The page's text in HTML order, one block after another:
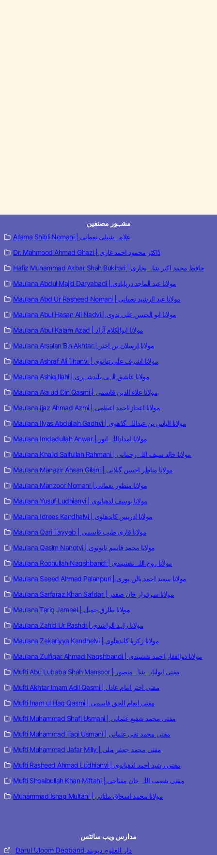
مشہور مصنفین
Allama Shibli Nomani | علامہ شبلی نعمانی
Dr. Mahmood Ahmad Ghazi | ڈاکٹر محمود احمد غازی
Hafiz Muhammad Akbar Shah Bukhari | حافظ محمد اکبر شاہ بخاری
Maulana Abdul Majid Daryabadi | مولانا عبد الماجد دریابادی
Maulana Abd Ur Rasheed Nomani | مولانا عبد الرشید نعمانی
Maulana Abul Hasan Ali Nadvi | مولانا ابو الحسن علی ندوی
Maulana Abul Kalam Azad | مولانا ابوالکلام آزاد
Maulana Arsalan Bin Akhtar | مولانا ارسلان بن اختر
Maulana Ashraf Ali Thanvi | مولانا اشرف علی تھانوی
Maulana Ashiq Ilahi | مولانا عاشق الہی بلندشہری
Maulana Ala ud Din Qasmi | مولانا علاء الدین قاسمی
Maulana Ijaz Ahmad Azmi | مولانا اعجاز احمد اعظمی
Maulana Ilyas Abdullah Gadhvi | مولانا الیاس بن عبداللہ گڈھوی
Maulana Imdadullah Anwar | مولانا امداداللہ انور
Maulana Khalid Saifullah Rahmani | مولانا خالد سیف اللہ رحمانی
Maulana Manazir Ahsan Gilani | مولانا مناظر احسن گیلانی
Maulana Manzoor Nomani | مولانا منظور نعمانی
Maulana Yusuf Ludhianvi | مولانا یوسف لدھیانوی
Maulana Idrees Kandhalvi | مولانا ادریس کاندھلوی
Maulana Qari Tayyab | مولانا قاری طیب قاسمی
Maulana Qasim Nanotvi | مولانا محمد قاسم نانوتوی
Maulana Roohullah Naqshbandi | مولانا روح اللہ نقشبندی
Maulana Saeed Ahmad Palanpuri | مولانا سعید احمد پالن پوری
Maulana Sarfaraz Khan Safdar | مولانا سرفراز خان صفدر
Maulana Tariq Jameel | مولانا طارق جمیل
Maulana Zahid Ur Rashdi | مولانا زاہد الراشدی
Maulana Zakariyya Kandhelvi | مولانا زکریا کاندھلوی
Maulana Zulfiqar Ahmad Naqshbandi | مولانا ذوالفقار احمد نقشبندی
Mufti Abu Lubaba Shah Mansoor | مفتی ابولبابہ شاہ منصور
Mufti Akhtar Imam Adil Qasmi | مفتی اختر امام عادل
Mufti Inam ul Haq Qasmi | مفتی انعام الحق قاسمی
Mufti Muhammad Shafi Usmani | مفتی محمد شفیع عثمانی
Mufti Muhammad Taqi Usmani | مفتی محمد تقی عثمانی
Mufti Muhammad Jafar Milly | مفتی محمد جعفر ملی
Mufti Rasheed Ahmad Ludhianvi | مفتی رشید احمد لدھیانوی
Mufti Shoaibullah Khan Miftahi | مفتی شعیب اللہ خان مفتاحی
Muhammad Ishaq Multani | مولانا محمد اسحاق ملتانی
مدارس ویب سائٹس
Darul Uloom Deoband دار العلوم دیوبند